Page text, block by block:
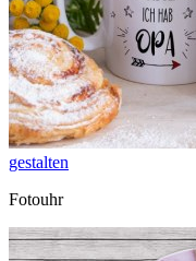
gestalten
Fotouhr